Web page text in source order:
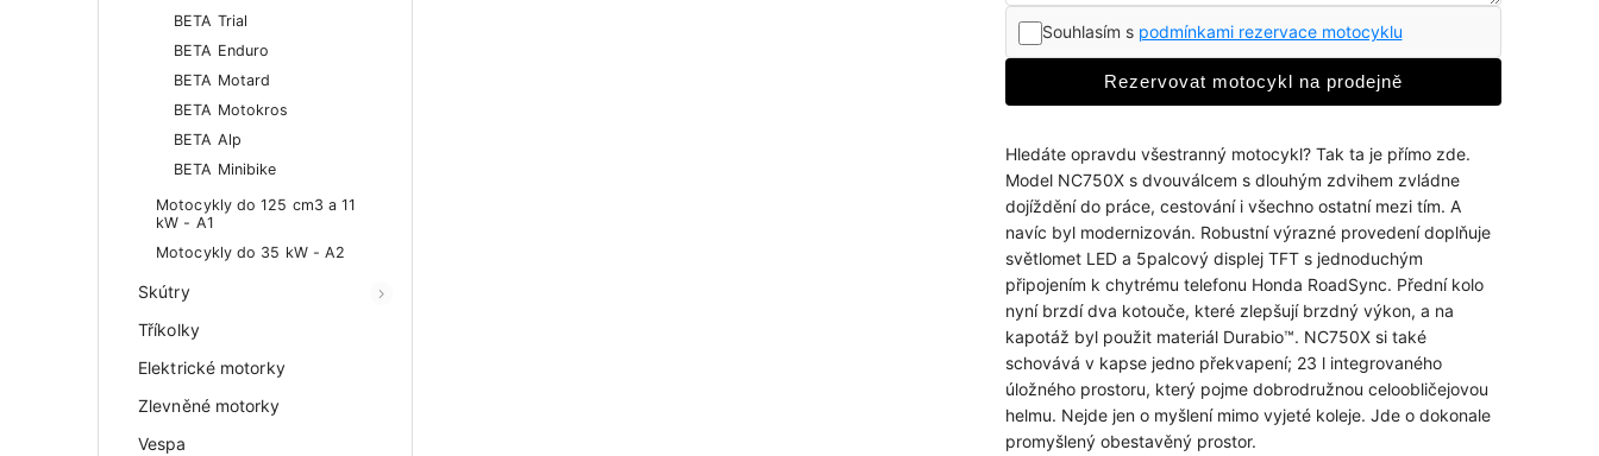
BETA Trial
BETA Enduro
BETA Motard
BETA Motokros
BETA Alp
BETA Minibike
Motocykly do 125 cm3 a 11
kW - A1
Motocykly do 35 kW - A2
Skútry
Tříkolky
Elektrické motorky
Zlevněné motorky
Vespa
Souhlasím s podmínkami rezervace motocyklu
Rezervovat motocykl na prodejně
Hledáte opravdu všestranný motocykl? Tak ta je přímo zde.
Model NC750X s dvouválcem s dlouhým zdvihem zvládne
dojíždění do práce, cestování i všechno ostatní mezi tím. A
navíc byl modernizován. Robustní výrazné provedení doplňuje
světlomet LED a 5palcový displej TFT s jednoduchým
připojením k chytrému telefonu Honda RoadSync. Přední kolo
nyní brzdí dva kotouče, které zlepšují brzdný výkon, a na
kapotáž byl použit materiál Durabio™. NC750X si také
schovává v kapse jedno překvapení; 23 l integrovaného
úložného prostoru, který pojme dobrodružnou celoobličejovou
helmu. Nejde jen o myšlení mimo vyjeté koleje. Jde o dokonale
promyšlený obestavěný prostor.